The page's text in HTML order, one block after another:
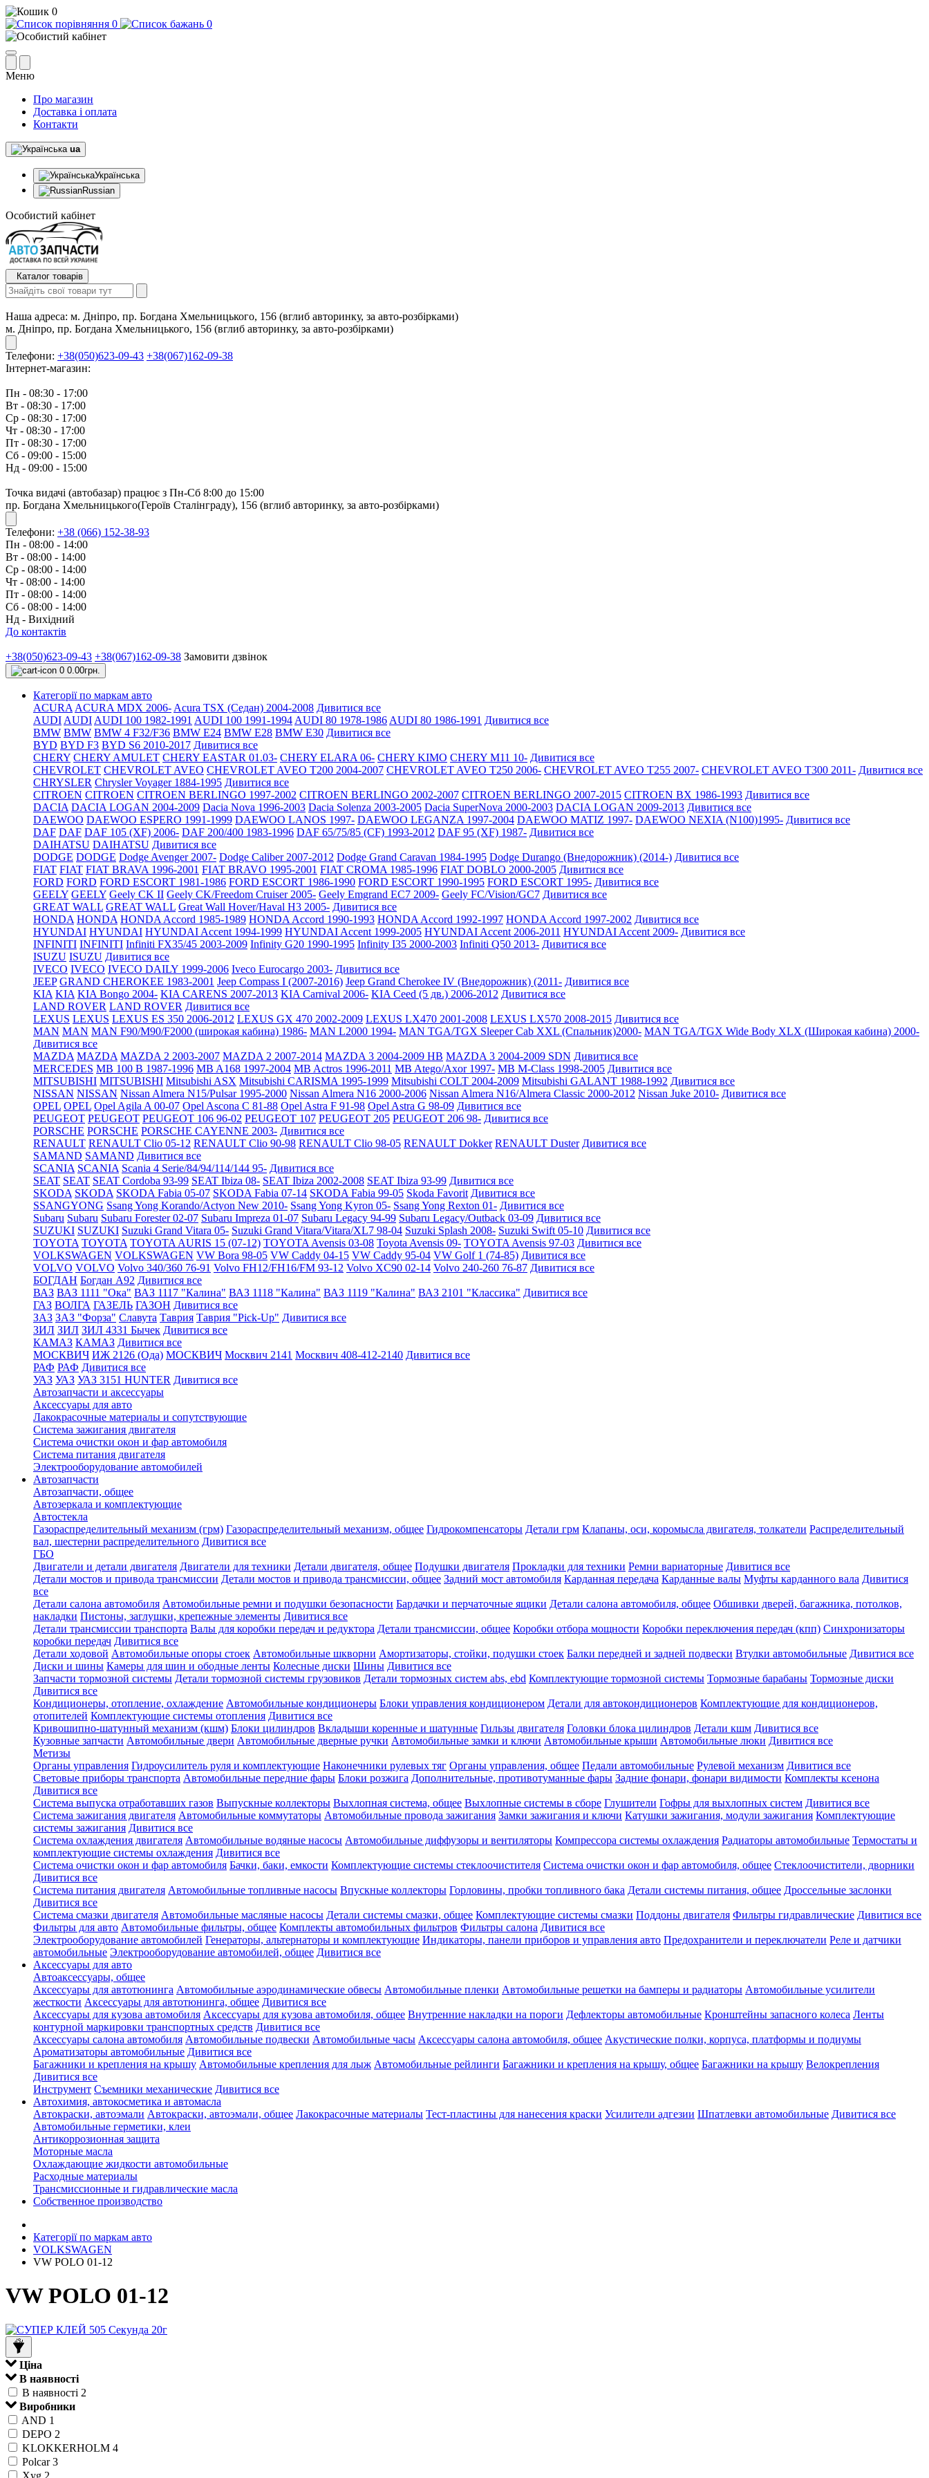
0
0
0
Меню
Про магазин
Доставка і оплата
Контакти
ua
Українська
Russian
Особистий кабінет
Каталог товарів
Наша адреса: м. Дніпро, пр. Богдана Хмельницького, 156 (вглиб авторинку, за авто-розбірками)
м. Дніпро, пр. Богдана Хмельницького, 156 (вглиб авторинку, за авто-розбірками)
Телефони: +38(050)623-09-43 +38(067)162-09-38
Інтернет-магазин:
Пн - 08:30 - 17:00
Вт - 08:30 - 17:00
Ср - 08:30 - 17:00
Чт - 08:30 - 17:00
Пт - 08:30 - 17:00
Сб - 09:00 - 15:00
Нд - 09:00 - 15:00
Точка видачі (автобазар) працює з Пн-Сб 8:00 до 15:00
пр. Богдана Хмельницького(Героїв Сталінграду), 156 (вглиб авторинку, за авто-розбірками)
Телефони: +38 (066) 152-38-93
Пн - 08:00 - 14:00
Вт - 08:00 - 14:00
Ср - 08:00 - 14:00
Чт - 08:00 - 14:00
Пт - 08:00 - 14:00
Сб - 08:00 - 14:00
Нд - Вихідний
До контактів
+38(050)623-09-43 +38(067)162-09-38 Замовити дзвінок
0 0.00грн.
Категорії по маркам авто
ACURA ACURA MDX 2006- Acura TSX (Седан) 2004-2008 Дивитися все
AUDI AUDI AUDI 100 1982-1991 AUDI 100 1991-1994 AUDI 80 1978-1986 AUDI 80 1986-1991 Дивитися все
BMW BMW BMW 4 F32/F36 BMW E24 BMW E28 BMW E30 Дивитися все
BYD BYD F3 BYD S6 2010-2017 Дивитися все
CHERY CHERY AMULET CHERY EASTAR 01.03- CHERY ELARA 06- CHERY KIMO CHERY M11 10- Дивитися все
CHEVROLET CHEVROLET AVEO CHEVROLET AVEO Т200 2004-2007 CHEVROLET AVEO Т250 2006- CHEVROLET AVEO Т255 2007- CHEVROLET AVEO Т300 2011- Дивитися все
CHRYSLER Chrysler Voyager 1884-1995 Дивитися все
CITROEN CITROEN CITROEN BERLINGO 1997-2002 CITROEN BERLINGO 2002-2007 CITROEN BERLINGO 2007-2015 CITROEN BX 1986-1993 Дивитися все
DACIA DACIA LOGAN 2004-2009 Dacia Nova 1996-2003 Dacia Solenza 2003-2005 Dacia SuperNova 2000-2003 DACIA LOGAN 2009-2013 Дивитися все
DAEWOO DAEWOO ESPERO 1991-1999 DAEWOO LANOS 1997- DAEWOO LEGANZA 1997-2004 DAEWOO MATIZ 1997- DAEWOO NEXIA (N100)1995- Дивитися все
DAF DAF DAF 105 (XF) 2006- DAF 200/400 1983-1996 DAF 65/75/85 (CF) 1993-2012 DAF 95 (XF) 1987- Дивитися все
DAIHATSU DAIHATSU Дивитися все
DODGE DODGE Dodge Avenger 2007- Dodge Caliber 2007-2012 Dodge Grand Caravan 1984-1995 Dodge Durango (Внедорожник) (2014-) Дивитися все
FIAT FIAT FIAT BRAVA 1996-2001 FIAT BRAVO 1995-2001 FIAT CROMA 1985-1996 FIAT DOBLO 2000-2005 Дивитися все
FORD FORD FORD ESCORT 1981-1986 FORD ESCORT 1986-1990 FORD ESCORT 1990-1995 FORD ESCORT 1995- Дивитися все
GEELY GEELY Geely CK II Geely CK/Freedom Cruiser 2005- Geely Emgrand EC7 2009- Geely FC/Vision/GC7 Дивитися все
GREAT WALL GREAT WALL Great Wall Hover/Haval H3 2005- Дивитися все
HONDA HONDA HONDA Accord 1985-1989 HONDA Accord 1990-1993 HONDA Accord 1992-1997 HONDA Accord 1997-2002 Дивитися все
HYUNDAI HYUNDAI HYUNDAI Accent 1994-1999 HYUNDAI Accent 1999-2005 HYUNDAI Accent 2006-2011 HYUNDAI Accent 2009- Дивитися все
INFINITI INFINITI Infiniti FX35/45 2003-2009 Infinity G20 1990-1995 Infinity I35 2000-2003 Infiniti Q50 2013- Дивитися все
ISUZU ISUZU Дивитися все
IVECO IVECO IVECO DAILY 1999-2006 Iveco Eurocargo 2003- Дивитися все
JEEP GRAND CHEROKEE 1983-2001 Jeep Compass I (2007-2016) Jeep Grand Cherokee IV (Внедорожник) (2011- Дивитися все
KIA KIA KIA Bongo 2004- KIA CARENS 2007-2013 KIA Carnival 2006- KIA Ceed (5 дв.) 2006-2012 Дивитися все
LAND ROVER LAND ROVER Дивитися все
LEXUS LEXUS LEXUS ES 350 2006-2012 LEXUS GX 470 2002-2009 LEXUS LX470 2001-2008 LEXUS LX570 2008-2015 Дивитися все
MAN MAN MAN F90/M90/F2000 (широкая кабина) 1986- MAN L2000 1994- MAN TGA/TGX Sleeper Cab XXL (Спальник)2000- MAN TGA/TGX Wide Body XLX (Широкая кабина) 2000-
Дивитися все
MAZDA MAZDA MAZDA 2 2003-2007 MAZDA 2 2007-2014 MAZDA 3 2004-2009 HB MAZDA 3 2004-2009 SDN Дивитися все
MERCEDES MB 100 B 1987-1996 MB A168 1997-2004 MB Actros 1996-2011 MB Atego/Axor 1997- MB M-Class 1998-2005 Дивитися все
MITSUBISHI MITSUBISHI Mitsubishi ASX Mitsubishi CARISMA 1995-1999 Mitsubishi COLT 2004-2009 Mitsubishi GALANT 1988-1992 Дивитися все
NISSAN NISSAN Nissan Almera N15/Pulsar 1995-2000 Nissan Almera N16 2000-2006 Nissan Almera N16/Almera Classic 2000-2012 Nissan Juke 2010- Дивитися все
OPEL OPEL Opel Agila A 00-07 Opel Ascona C 81-88 Opel Astra F 91-98 Opel Astra G 98-09 Дивитися все
PEUGEOT PEUGEOT PEUGEOT 106 96-02 PEUGEOT 107 PEUGEOT 205 PEUGEOT 206 98- Дивитися все
PORSCHE PORSCHE PORSCHE CAYENNE 2003- Дивитися все
RENAULT RENAULT Clio 05-12 RENAULT Clio 90-98 RENAULT Clio 98-05 RENAULT Dokker RENAULT Duster Дивитися все
SAMAND SAMAND Дивитися все
SCANIA SCANIA Scania 4 Serie/84/94/114/144 95- Дивитися все
SEAT SEAT SEAT Cordoba 93-99 SEAT Ibiza 08- SEAT Ibiza 2002-2008 SEAT Ibiza 93-99 Дивитися все
SKODA SKODA SKODA Fabia 05-07 SKODA Fabia 07-14 SKODA Fabia 99-05 Skoda Favorit Дивитися все
SSANGYONG Ssang Yong Korando/Actyon New 2010- Ssang Yong Kyron 05- Ssang Yong Rexton 01- Дивитися все
Subaru Subaru Subaru Forester 02-07 Subaru Impreza 01-07 Subaru Legacy 94-99 Subaru Legacy/Outback 03-09 Дивитися все
SUZUKI SUZUKI Suzuki Grand Vitara 05- Suzuki Grand Vitara/Vitara/XL7 98-04 Suzuki Splash 2008- Suzuki Swift 05-10 Дивитися все
TOYOTA TOYOTA TOYOTA AURIS 15 (07-12) TOYOTA Avensis 03-08 Toyota Avensis 09- TOYOTA Avensis 97-03 Дивитися все
VOLKSWAGEN VOLKSWAGEN VW Bora 98-05 VW Caddy 04-15 VW Caddy 95-04 VW Golf 1 (74-85) Дивитися все
VOLVO VOLVO Volvo 340/360 76-91 Volvo FH12/FH16/FM 93-12 Volvo XC90 02-14 Volvo 240-260 76-87 Дивитися все
БОГДАН Богдан А92 Дивитися все
ВАЗ ВАЗ 1111 "Ока" ВАЗ 1117 "Калина" ВАЗ 1118 "Калина" ВАЗ 1119 "Калина" ВАЗ 2101 "Классика" Дивитися все
ГАЗ ВОЛГА ГАЗЕЛЬ ГАЗОН Дивитися все
ЗАЗ ЗАЗ "Форза" Славута Таврия Таврия "Pick-Up" Дивитися все
ЗИЛ ЗИЛ ЗИЛ 4331 Бычек Дивитися все
КАМАЗ КАМАЗ Дивитися все
МОСКВИЧ ИЖ 2126 (Ода) МОСКВИЧ Москвич 2141 Москвич 408-412-2140 Дивитися все
РАФ РАФ Дивитися все
УАЗ УАЗ УАЗ 3151 HUNTER Дивитися все
Автозапчасти и аксессуары
Аксессуары для авто
Лакокрасочные материалы и сопутствующие
Система зажигания двигателя
Система очистки окон и фар автомобиля
Система питания двигателя
Электрооборудование автомобилей
Автозапчасти
Автозапчасти, общее
Автозеркала и комплектующие
Автостекла
Газораспределительный механизм (грм) Газораспределительный механизм, общее Гидрокомпенсаторы Детали грм Клапаны, оси, коромысла двигателя, толкатели Распределительный
вал, шестерни распределительного Дивитися все
ГБО
Двигатели и детали двигателя Двигатели для техники Детали двигателя, общее Подушки двигателя Прокладки для техники Ремни вариаторные Дивитися все
Детали мостов и привода трансмиссии Детали мостов и привода трансмиссии, общее Задний мост автомобиля Карданная передача Карданные валы Муфты карданного вала Дивитися
все
Детали салона автомобиля Автомобильные ремни и подушки безопасности Бардачки и перчаточные ящики Детали салона автомобиля, общее Обшивки дверей, багажника, потолков,
накладки Пистоны, заглушки, крепежные элементы Дивитися все
Детали трансмиссии транспорта Валы для коробки передач и редуктора Детали трансмиссии, общее Коробки отбора мощности Коробки переключения передач (кпп) Синхронизаторы
коробки передач Дивитися все
Детали ходовой Автомобильные опоры стоек Автомобильные шкворни Амортизаторы, стойки, подушки стоек Балки передней и задней подвески Втулки автомобильные Дивитися все
Диски и шины Камеры для шин и ободные ленты Колесные диски Шины Дивитися все
Запчасти тормозной системы Детали тормозной системы грузовиков Детали тормозных систем abs, ebd Комплектующие тормозной системы Тормозные барабаны Тормозные диски
Дивитися все
Кондиционеры, отопление, охлаждение Автомобильные кондиционеры Блоки управления кондиционером Детали для автокондиционеров Комплектующие для кондиционеров,
отопителей Комплектующие системы отопления Дивитися все
Кривошипно-шатунный механизм (кшм) Блоки цилиндров Вкладыши коренные и шатунные Гильзы двигателя Головки блока цилиндров Детали кшм Дивитися все
Кузовные запчасти Автомобильные двери Автомобильные дверные ручки Автомобильные замки и ключи Автомобильные крыши Автомобильные люки Дивитися все
Метизы
Органы управления Гидроусилитель руля и комплектующие Наконечники рулевых тяг Органы управления, общее Педали автомобильные Рулевой механизм Дивитися все
Световые приборы транспорта Автомобильные передние фары Блоки розжига Дополнительные, противотуманные фары Задние фонари, фонари видимости Комплекты ксенона
Дивитися все
Система выпуска отработавших газов Выпускные коллекторы Выхлопная система, общее Выхлопные системы в сборе Глушители Гофры для выхлопных систем Дивитися все
Система зажигания двигателя Автомобильные коммутаторы Автомобильные провода зажигания Замки зажигания и ключи Катушки зажигания, модули зажигания Комплектующие
системы зажигания Дивитися все
Система охлаждения двигателя Автомобильные водяные насосы Автомобильные диффузоры и вентиляторы Компрессора системы охлаждения Радиаторы автомобильные Термостаты и
комплектующие системы охлаждения Дивитися все
Система очистки окон и фар автомобиля Бачки, баки, емкости Комплектующие системы стеклоочистителя Система очистки окон и фар автомобиля, общее Стеклоочистители, дворники
Дивитися все
Система питания двигателя Автомобильные топливные насосы Впускные коллекторы Горловины, пробки топливного бака Детали системы питания, общее Дроссельные заслонки
Дивитися все
Система смазки двигателя Автомобильные масляные насосы Детали системы смазки, общее Комплектующие системы смазки Поддоны двигателя Фильтры гидравлические Дивитися все
Фильтры для авто Автомобильные фильтры, общее Комплекты автомобильных фильтров Фильтры салона Дивитися все
Электрооборудование автомобилей Генераторы, альтернаторы и комплектующие Индикаторы, панели приборов и управления авто Предохранители и переключатели Реле и датчики
автомобильные Электрооборудование автомобилей, общее Дивитися все
Аксессуары для авто
Автоаксессуары, общее
Аксессуары для автотюнинга Автомобильные аэродинамические обвесы Автомобильные пленки Автомобильные решетки на бамперы и радиаторы Автомобильные усилители
жесткости Аксессуары для автотюнинга, общее Дивитися все
Аксессуары для кузова автомобиля Аксессуары для кузова автомобиля, общее Внутренние накладки на пороги Дефлекторы автомобильные Кронштейны запасного колеса Ленты
контурной маркировки транспортных средств Дивитися все
Аксессуары салона автомобиля Автомобильные подвески Автомобильные часы Аксессуары салона автомобиля, общее Акустические полки, корпуса, платформы и подиумы
Ароматизаторы автомобильные Дивитися все
Багажники и крепления на крышу Автомобильные крепления для лыж Автомобильные рейлинги Багажники и крепления на крышу, общее Багажники на крышу Велокрепления
Дивитися все
Инструмент Съемники механические Дивитися все
Автохимия, автокосметика и автомасла
Автокраски, автоэмали Автокраски, автоэмали, общее Лакокрасочные материалы Тест-пластины для нанесения краски Усилители адгезии Шпатлевки автомобильные Дивитися все
Автомобильные герметики, клеи
Антикоррозионная защита
Моторные масла
Охлаждающие жидкости автомобильные
Расходные материалы
Трансмиссионные и гидравлические масла
Собственное производство
Категорії по маркам авто
VOLKSWAGEN
VW POLO 01-12
VW POLO 01-12
Ціна
В наявності
В наявності 2
Виробники
AND 1
DEPO 2
KLOKKERHOLM 4
Polcar 3
Xyg 2